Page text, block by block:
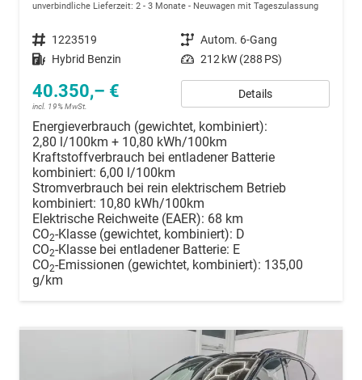
unverbindliche Lieferzeit: 2 - 3 Monate Neuwagen mit Tageszulassung
Fahrzeugnummer 1223519 Getriebe Autom. 6-Gang
Kraftstoff Hybrid Benzin Leistung 212 kW (288 PS)
40.350,– €
incl. 19% MwSt.
Details
Energieverbrauch (gewichtet, kombiniert):
2,80 l/100km + 10,80 kWh/100km
Kraftstoffverbrauch bei entladener Batterie
kombiniert: 6,00 l/100km
Stromverbrauch bei rein elektrischem Betrieb
kombiniert: 10,80 kWh/100km
Elektrische Reichweite (EAER): 68 km
CO2-Klasse (gewichtet, kombiniert): D
CO2-Klasse bei entladener Batterie: E
CO2-Emissionen (gewichtet, kombiniert): 135,00
g/km